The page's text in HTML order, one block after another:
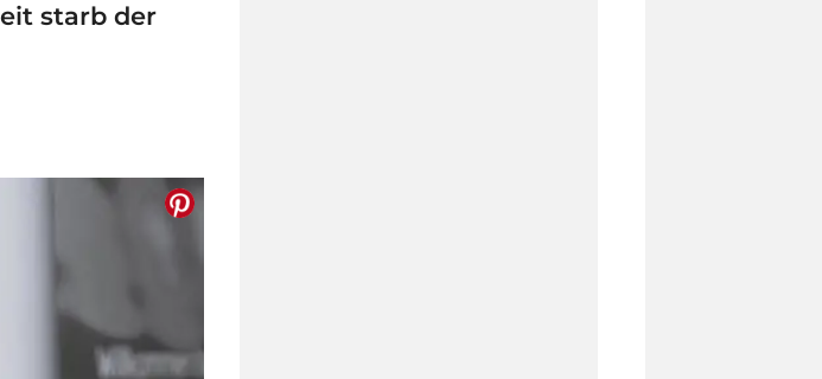
starb der